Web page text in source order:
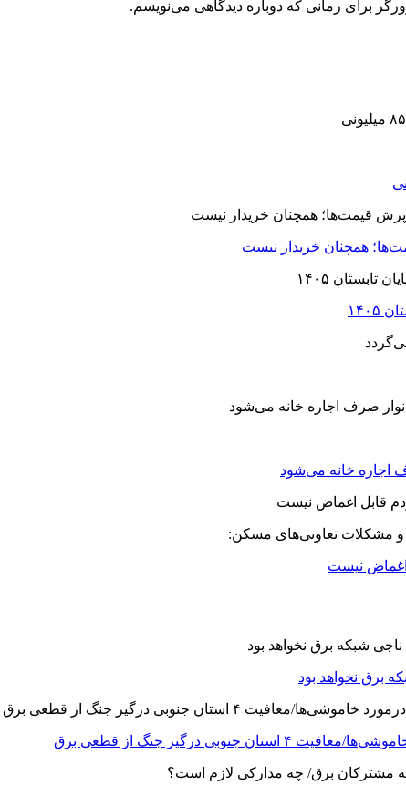
برای زمانی که دوباره دیدگاهی می‌نویسم.
همچنان خریدار نیست
مشکلات تعاونی‌های مسکن:
اغماض نیست
برق نخواهد بود
جنوبی درگیر جنگ از قطعی برق